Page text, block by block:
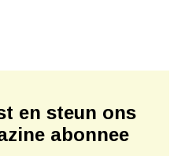
en steun ons
abonnee